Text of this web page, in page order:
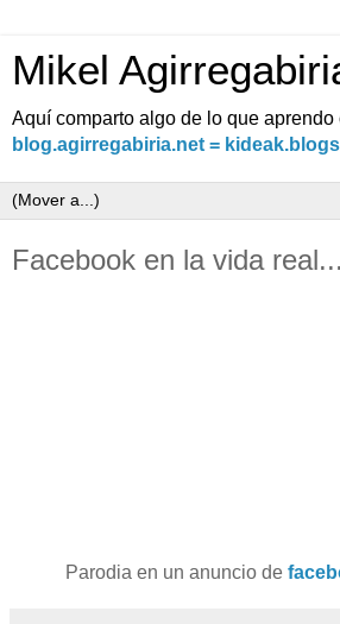
Mikel
Aquí comparto algo de lo que aprendo
blog.agirregabiria.net =
Facebook en la vida
Parodia en un anuncio de